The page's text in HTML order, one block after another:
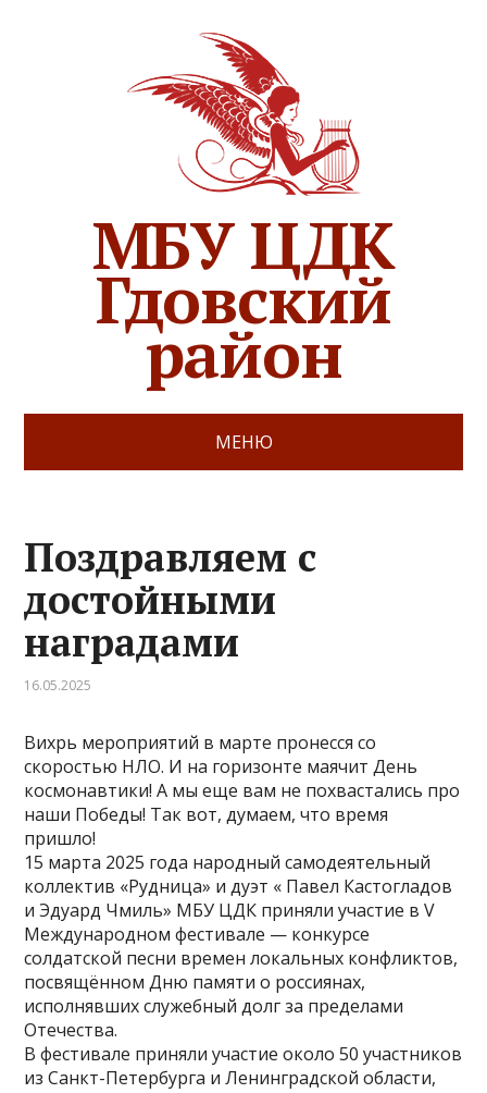
МБУ ЦДК
Гдовский
район
МЕНЮ
Поздравляем с
достойными
наградами
16.05.2025
Вихрь мероприятий в марте пронесся со
скоростью НЛО. И на горизонте маячит День
космонавтики! А мы еще вам не похвастались про
наши Победы! Так вот, думаем, что время
пришло!
15 марта 2025 года народный самодеятельный
коллектив «Рудница» и дуэт « Павел Кастогладов
и Эдуард Чмиль» МБУ ЦДК приняли участие в V
Международном фестивале — конкурсе
солдатской песни времен локальных конфликтов,
посвящённом Дню памяти о россиянах,
исполнявших служебный долг за пределами
Отечества.
В фестивале приняли участие около 50 участников
из Санкт-Петербурга и Ленинградской области,